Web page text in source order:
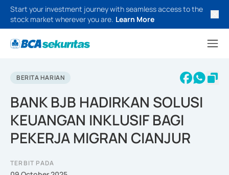
Start your investment journey with seamless access to the
stock market wherever you are. Learn More
BERITA HARIAN
BANK BJB HADIRKAN SOLUSI
KEUANGAN INKLUSIF BAGI
PEKERJA MIGRAN CIANJUR
TERBIT PADA